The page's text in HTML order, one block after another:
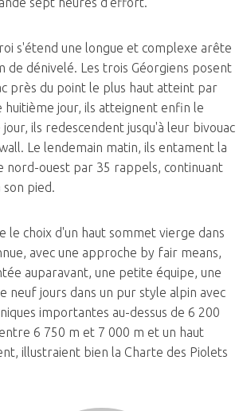
s'étend une longue et complexe arête
de dénivelé. Les trois Géorgiens posent
près du point le plus haut atteint par
huitième jour, ils atteignent enfin le
ils redescendent jusqu'à leur bivouac
Le lendemain matin, ils entament la
nord-ouest par 35 rappels, continuant
son pied.
le choix d'un haut sommet vierge dans
avec une approche by fair means,
auparavant, une petite équipe, une
neuf jours dans un pur style alpin avec
importantes au-dessus de 6 200
6 750 m et 7 000 m et un haut
illustraient bien la Charte des Piolets